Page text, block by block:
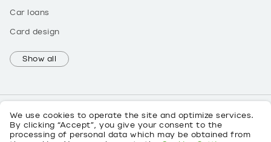
We use cookies to operate the site and optimize services.
By clicking “Accept”, you give your consent to the
processing of personal data which may be obtained from
Car loans
Card design
Show all
UK